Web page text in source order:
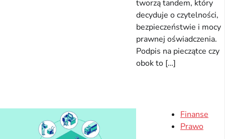
tworzą tandem, który
decyduje o czytelności,
bezpieczeństwie i mocy
prawnej oświadczenia.
Podpis na pieczątce czy
obok to […]
Finanse
Prawo